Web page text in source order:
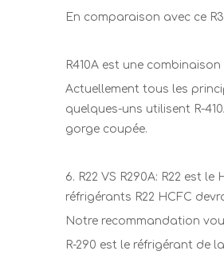
En comparaison avec ce
R410A est une
Actuellement tous les
quelques-uns utilisent R-
gorge coupée.
6. R22 VS R290A: R22 est
réfrigérants R22 HCFC
Notre recommandation
R-290 est le réfrigérant de